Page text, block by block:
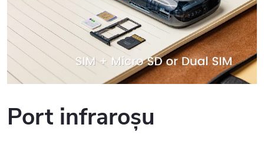
Port infraroșu